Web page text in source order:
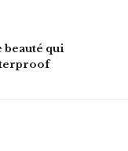
beauté qui